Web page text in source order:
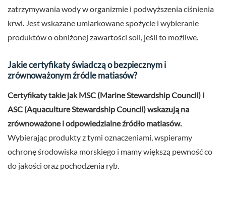
zatrzymywania wody w organizmie i podwyższenia ciśnienia
krwi. Jest wskazane umiarkowane spożycie i wybieranie
produktów o obniżonej zawartości soli, jeśli to możliwe.
Jakie certyfikaty świadczą o bezpiecznym i
zrównoważonym źródle matiasów?
Certyfikaty takie jak MSC (Marine Stewardship Council) i
ASC (Aquaculture Stewardship Council) wskazują na
zrównoważone i odpowiedzialne źródło matiasów.
Wybierając produkty z tymi oznaczeniami, wspieramy
ochronę środowiska morskiego i mamy większą pewność co
do jakości oraz pochodzenia ryb.